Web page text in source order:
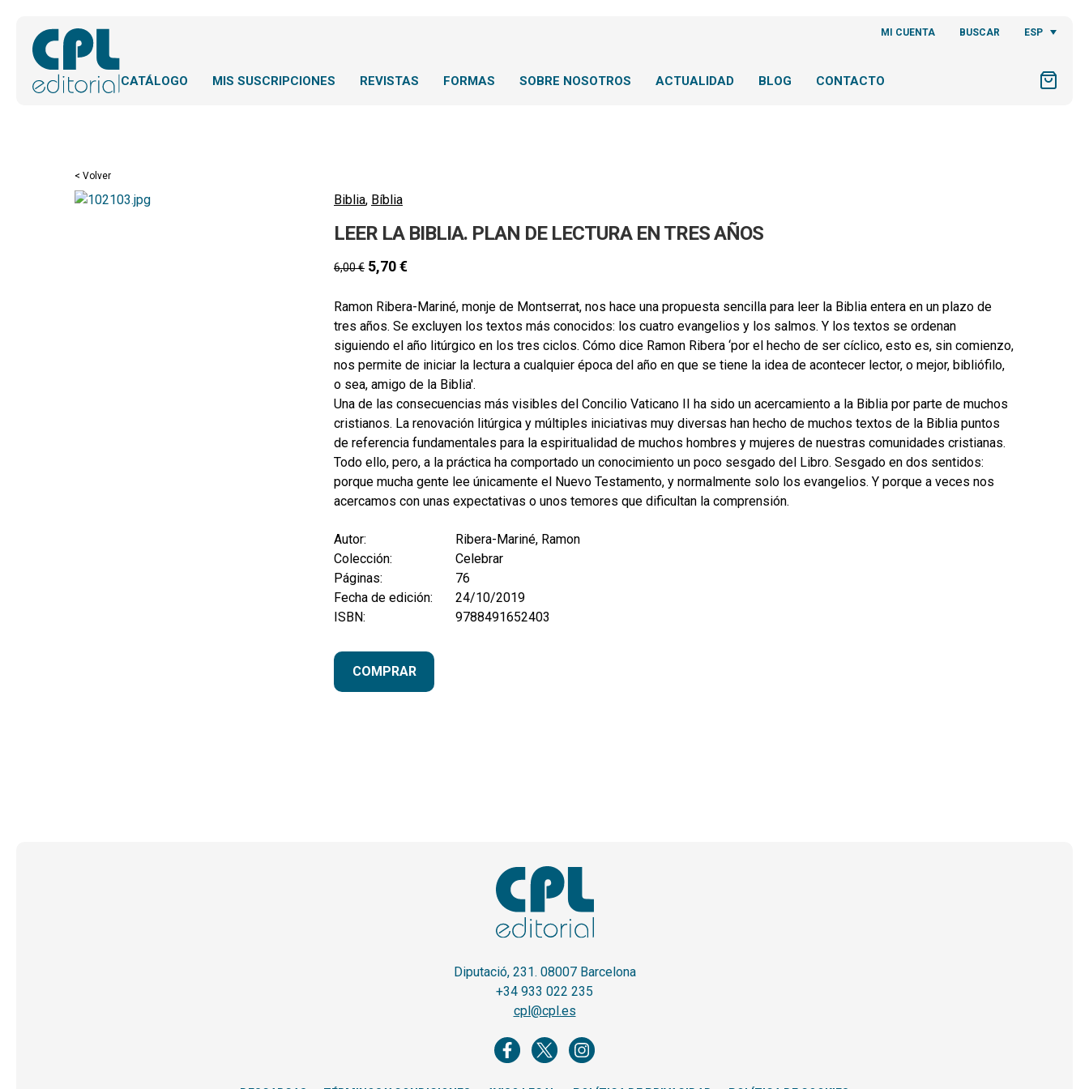
MI CUENTA BUSCAR ESP
CATÁLOGO MIS SUSCRIPCIONES REVISTAS FORMAS SOBRE NOSOTROS ACTUALIDAD BLOG CONTACTO
< Volver
Biblia, Bíblia
LEER LA BIBLIA. PLAN DE LECTURA EN TRES AÑOS
6,00€ 5,70€
Ramon Ribera-Mariné, monje de Montserrat, nos hace una propuesta sencilla para leer la Biblia entera en un plazo de
tres años. Se excluyen los textos más conocidos: los cuatro evangelios y los salmos. Y los textos se ordenan
siguiendo el año litúrgico en los tres ciclos. Cómo dice Ramon Ribera ‘por el hecho de ser cíclico, esto es, sin comienzo,
nos permite de iniciar la lectura a cualquier época del año en que se tiene la idea de acontecer lector, o mejor, bibliófilo,
o sea, amigo de la Biblia'.
Una de las consecuencias más visibles del Concilio Vaticano II ha sido un acercamiento a la Biblia por parte de muchos
cristianos. La renovación litúrgica y múltiples iniciativas muy diversas han hecho de muchos textos de la Biblia puntos
de referencia fundamentales para la espiritualidad de muchos hombres y mujeres de nuestras comunidades cristianas.
Todo ello, pero, a la práctica ha comportado un conocimiento un poco sesgado del Libro. Sesgado en dos sentidos:
porque mucha gente lee únicamente el Nuevo Testamento, y normalmente solo los evangelios. Y porque a veces nos
acercamos con unas expectativas o unos temores que dificultan la comprensión.
Autor:
Ribera-Mariné, Ramon
Colección:
Celebrar
Páginas:
76
Fecha de edición:
24/10/2019
ISBN:
9788491652403
COMPRAR
Diputació, 231. 08007 Barcelona
+34 933 022 235
cpl@cpl.es